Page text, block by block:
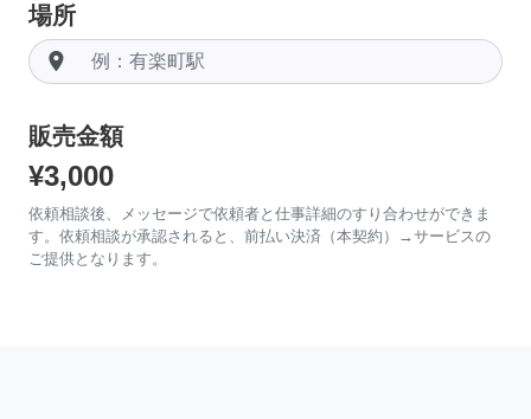
場所
room
販売金額
¥3,000
依頼相談後、メッセージで依頼者と仕事詳細のすり合わせができま
す。依頼相談が承認されると、前払い決済（本契約）→サービスの
ご提供となります。